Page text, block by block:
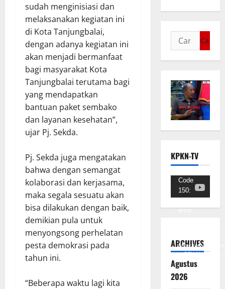
sudah menginisiasi dan
melaksanakan kegiatan ini
di Kota Tanjungbalai,
dengan adanya kegiatan ini
akan menjadi bermanfaat
bagi masyarakat Kota
Tanjungbalai terutama bagi
yang mendapatkan
bantuan paket sembako
dan layanan kesehatan”,
ujar Pj. Sekda.
Pj. Sekda juga mengatakan
bahwa dengan semangat
kolaborasi dan kerjasama,
maka segala sesuatu akan
bisa dilakukan dengan baik,
demikian pula untuk
menyongsong perhelatan
pesta demokrasi pada
tahun ini.
“Beberapa waktu lagi kita
KPKN-TV
Pemutar
Video
Code
150:
error.
https://
ARCHIVES
Agustus
2026